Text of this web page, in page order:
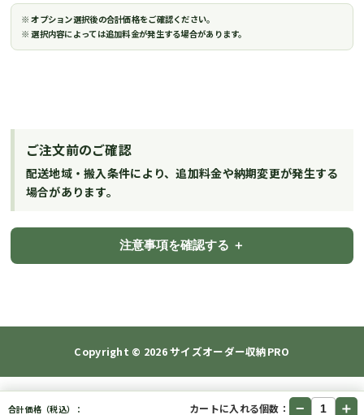
※ オプション選択後の合計価格をご確認ください。
※ 選択内容によっては追加料金が発生する場合があります。
合計価格（税込）： カートに入れる個数： − ＋
ご注文前のご確認
配送地域・搬入条件により、追加料金や納期変更が発生する
場合があります。
注意事項を確認する
Copyright © 2026サイズオーダー収納PRO